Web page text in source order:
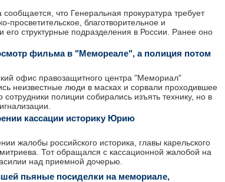
что Генеральная прокуратура требует
просветительское, благотворительное и
структурные подразделения в России. Ранее оно
фильма в "Мемореале", а полиция потом
офис правозащитного центра "Мемориал"
неизвестные люди в масках и сорвали проходившее
полиции собирались изъять технику, но в
кассации историку Юрию
жалобы российского историка, главы карельского
Тот обращался с кассационной жалобой на
над приемной дочерью.
пьяные посиделки на мемориале,